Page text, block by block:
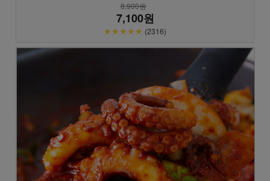
8,900원
7,100원
★★★★★ (2316)